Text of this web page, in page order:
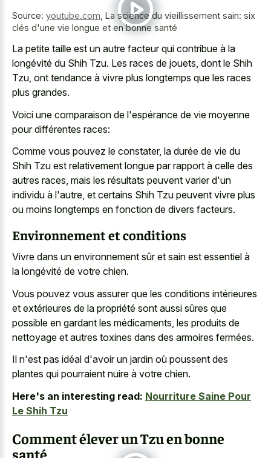
Source: youtube.com La science du vieillissement sain: six
clés d'une vie longue et en bonne santé
La petite taille est un autre facteur qui contribue à la
longévité du Shih Tzu. Les races de jouets, dont le Shih
Tzu, ont tendance à vivre plus longtemps que les races
plus grandes.
Voici une comparaison de l'espérance de vie moyenne
pour différentes races:
Comme vous pouvez le constater, la durée de vie du
Shih Tzu est relativement longue par rapport à celle des
autres races, mais les résultats peuvent varier d'un
individu à l'autre, et certains Shih Tzu peuvent vivre plus
ou moins longtemps en fonction de divers facteurs.
Environnement et conditions
Vivre dans un environnement sûr et sain est essentiel à
la longévité de votre chien.
Vous pouvez vous assurer que les conditions intérieures
et extérieures de la propriété sont aussi sûres que
possible en gardant les médicaments, les produits de
nettoyage et autres toxines dans des armoires fermées.
Il n'est pas idéal d'avoir un jardin où poussent des
plantes qui pourraient nuire à votre chien.
Here's an interesting read: Nourriture Saine Pour
Le Shih Tzu
Comment élever un Tzu en bonne
santé